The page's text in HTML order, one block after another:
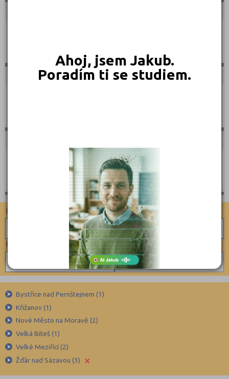
Ahoj, jsem Jakub.
Poradím ti se studiem.
Skupina C
×
Žďár nad Sázavou (10)
školy dle okresů
Beroun (11)
Blansko (8)
Brno-venkov (17)
Bruntál (9)
Břeclav (12)
školy dle typu
Soukromé
školy dle skupin
Skupina A2
Skupina AM
Skupina B + E
Skupina B
Skupina C + E
Bystřice nad Pernštejnem (1)
Křižanov (1)
Nové Město na Moravě (2)
Velká Bíteš (1)
Velké Meziřící (2)
Žďár nad Sázavou (3)
×